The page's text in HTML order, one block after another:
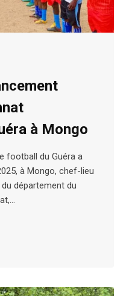
à Mongo
football du Guéra a
à Mongo, chef-lieu
département du